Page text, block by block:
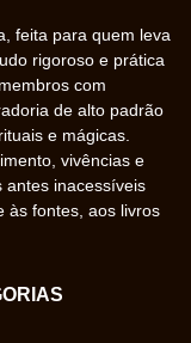
feita para quem leva
rigoroso e prática
com
de alto padrão
e mágicas.
vivências e
antes inacessíveis
às fontes, aos livros